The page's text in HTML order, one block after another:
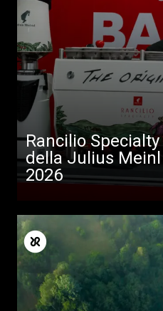
Rancilio
della Julius
2026